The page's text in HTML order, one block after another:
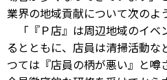
業界の地域貢献について次のよ
「『Ｐ店』は周辺地域のイベ
るとともに、店員は清掃活動な
つては『店員の柄が悪い』と噂